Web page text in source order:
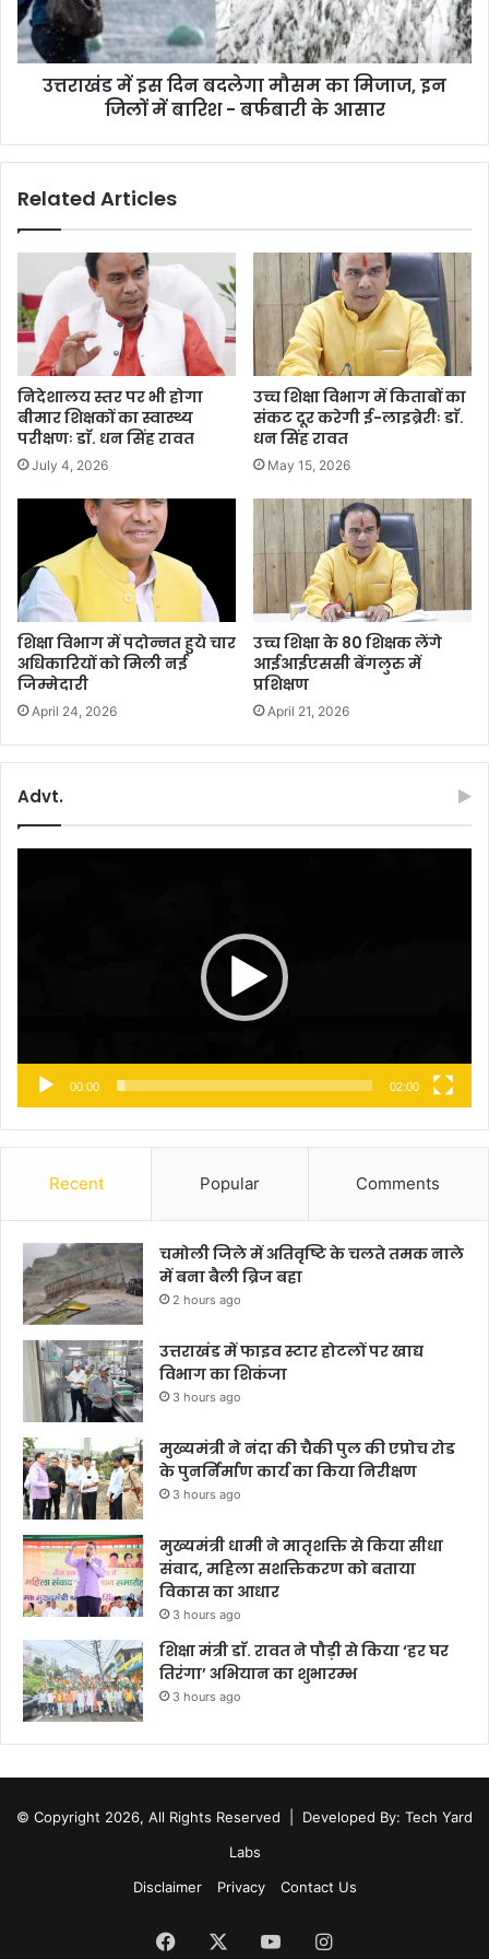
स
रों
ने
रा
इ
स
दि
मौ
मि
जा
ज
इ
न
जि
में
बा
ब
र्फ
बा
री
के
आ
र
उत्तराखंड में इस दिन बदलेगा मौसम का मिजाज, इन
जिलों में बारिश - बर्फबारी के आसार
Related Articles
निदेशालय स्तर पर भी होगा
बीमार शिक्षकों का स्वास्थ्य
परीक्षणः डाॅ. धन सिंह रावत
July 4, 2026
उच्च शिक्षा विभाग में किताबों का
संकट दूर करेगी ई-लाइब्रेरीः डाॅ.
धन सिंह रावत
May 15, 2026
शिक्षा विभाग में पदोन्नत हुये चार
अधिकारियों को मिली नई
जिम्मेदारी
April 24, 2026
उच्च शिक्षा के 80 शिक्षक लेंगे
आईआईएससी बेंगलुरु में
प्रशिक्षण
April 21, 2026
Advt.
00:00 02:00
Recent Popular Comments
चमोली जिले में अतिवृष्टि के चलते तमक नाले
में बना बैली ब्रिज बहा
2 hours ago
उत्तराखंड में फाइव स्टार होटलों पर खाद्य
विभाग का शिकंजा
3 hours ago
मुख्यमंत्री ने नंदा की चैकी पुल की एप्रोच रोड
के पुनर्निर्माण कार्य का किया निरीक्षण
3 hours ago
मुख्यमंत्री धामी ने मातृशक्ति से किया सीधा
संवाद, महिला सशक्तिकरण को बताया
विकास का आधार
3 hours ago
शिक्षा मंत्री डाॅ. रावत ने पौड़ी से किया ‘हर घर
तिरंगा’ अभियान का शुभारम्भ
3 hours ago
© Copyright 2026, All Rights Reserved | Developed By: Tech Yard
Labs
Disclaimer
Privacy Contact Us
Facebook YouTubeInstagram